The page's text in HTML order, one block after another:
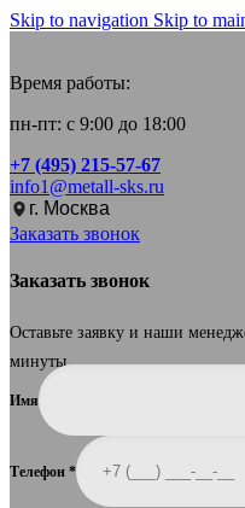
Skip to navigation Skip to
Время работы:
пн-пт: с 9:00 до 18:00
+7 (495) 215-57-67
info1@metall-sks.ru
г. Москва
Заказать звонок
Заказать звонок
Оставьте заявку и наши
минуты.
Имя
Телефон *